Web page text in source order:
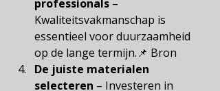
professionals –
Kwaliteitsvakmanschap is
essentieel voor duurzaamheid
op de lange termijn.📌 Bron
De juiste materialen
selecteren – Investeren in